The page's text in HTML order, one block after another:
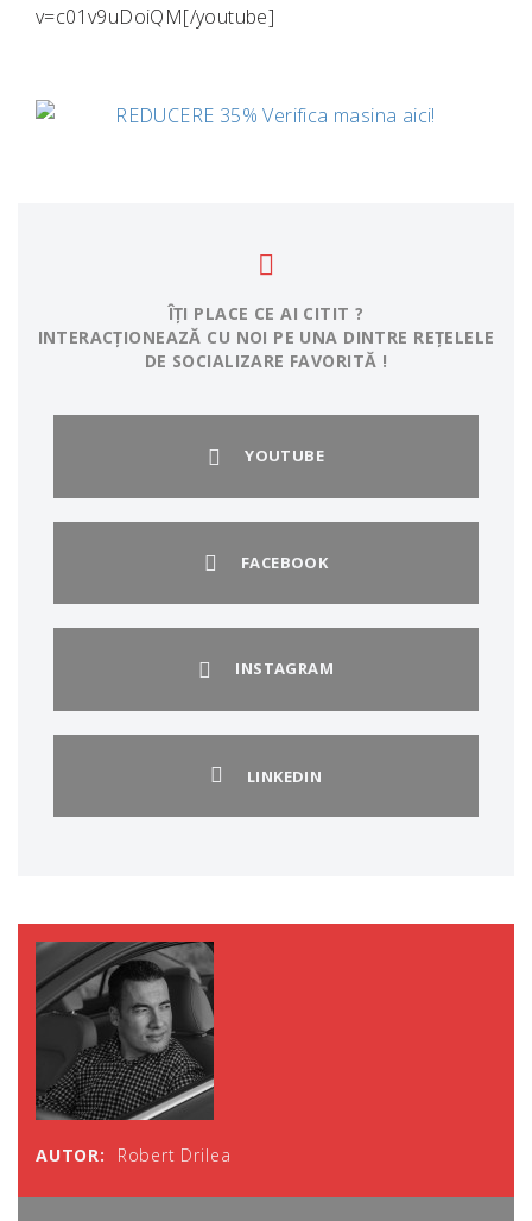
v=c01v9uDoiQM[/youtube]
ÎȚI PLACE CE AI CITIT ?
INTERACȚIONEAZĂ CU NOI PE UNA DINTRE REȚELELE
DE SOCIALIZARE FAVORITĂ !
YOUTUBE
FACEBOOK
INSTAGRAM
LINKEDIN
AUTOR: Robert Drilea